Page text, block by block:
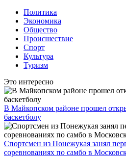
Политика
Экономика
Общество
Происшествие
Спорт
Культура
Туризм
Это интересно
В Майкопском районе прошел
баскетболу
Спортсмен из Понежукая занял
соревнованиях по самбо в